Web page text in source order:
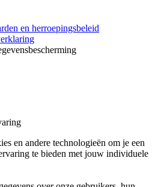
en herroepingsbeleid
en andere technologieën om je een
te bieden met jouw individuele